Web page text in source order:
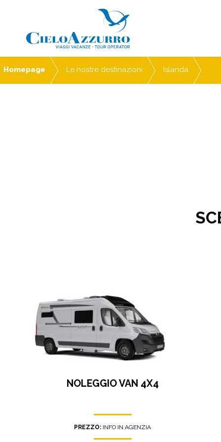
Homepage Le nostre destinazioni Islanda
NOLEGGIO VAN 4X4
PREZZO: INFO IN AGENZIA